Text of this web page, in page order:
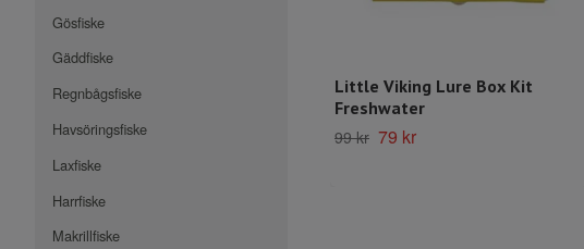
Gösfiske
Gäddfiske
Regnbågsfiske
Havsöringsfiske
Laxfiske
Harrfiske
Makrillfiske
Little Viking Lure Box Kit
Freshwater
99 kr 79 kr